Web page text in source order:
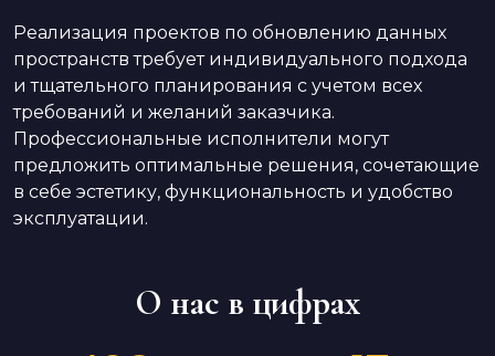
Реализация проектов по обновлению данных
пространств требует индивидуального подхода
и тщательного планирования с учетом всех
требований и желаний заказчика.
Профессиональные исполнители могут
предложить оптимальные решения, сочетающие
в себе эстетику, функциональность и удобство
эксплуатации.
О нас в цифрах